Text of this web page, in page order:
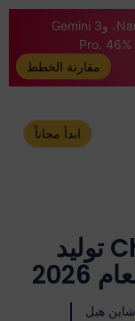
Claude Opus 4.6، وSora 2، وNano Banana Pro، وGemini 3
مقارنة الخطط
ابدأ مجاناً
هل يمكن ل ChatGPT توليد
شاين هيل